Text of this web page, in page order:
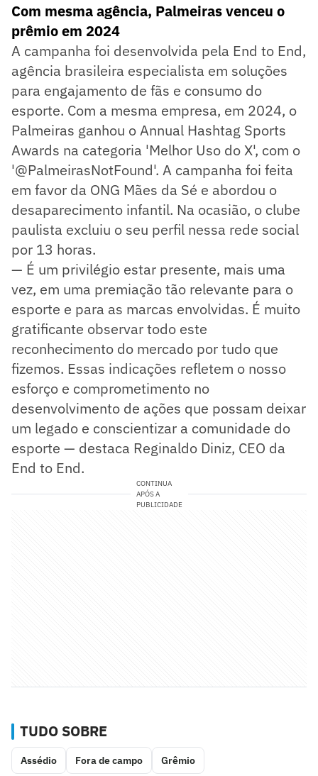
Com mesma agência, Palmeiras venceu o
prêmio em 2024
A campanha foi desenvolvida pela End to End,
agência brasileira especialista em soluções
para engajamento de fãs e consumo do
esporte. Com a mesma empresa, em 2024, o
Palmeiras ganhou o Annual Hashtag Sports
Awards na categoria 'Melhor Uso do X', com o
'@PalmeirasNotFound'. A campanha foi feita
em favor da ONG Mães da Sé e abordou o
desaparecimento infantil. Na ocasião, o clube
paulista excluiu o seu perfil nessa rede social
por 13 horas.
— É um privilégio estar presente, mais uma
vez, em uma premiação tão relevante para o
esporte e para as marcas envolvidas. É muito
gratificante observar todo este
reconhecimento do mercado por tudo que
fizemos. Essas indicações refletem o nosso
esforço e comprometimento no
desenvolvimento de ações que possam deixar
um legado e conscientizar a comunidade do
esporte — destaca Reginaldo Diniz, CEO da
End to End.
CONTINUA
APÓS A
PUBLICIDADE
TUDO SOBRE
Assédio Fora de campo Grêmio